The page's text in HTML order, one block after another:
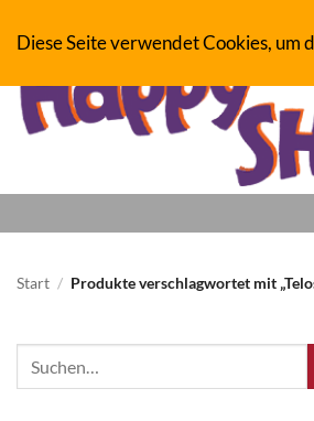
Inhalt
Start / Produkte verschlagwortet mit
Diese Seite verwendet Cookies,